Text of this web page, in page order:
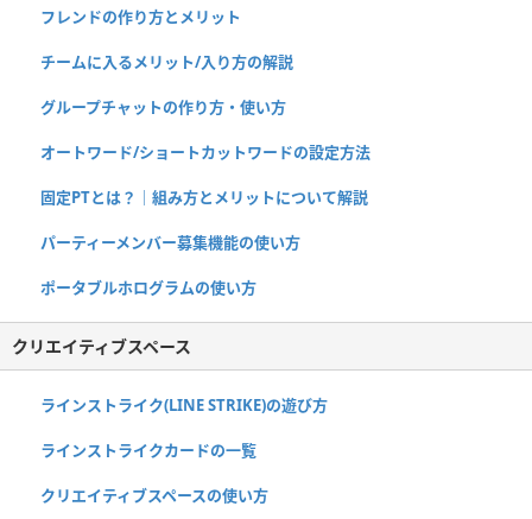
フレンドの作り方とメリット
チームに入るメリット/入り方の解説
グループチャットの作り方・使い方
オートワード/ショートカットワードの設定方法
固定PTとは？｜組み方とメリットについて解説
パーティーメンバー募集機能の使い方
ポータブルホログラムの使い方
クリエイティブスペース
ラインストライク(LINE STRIKE)の遊び方
ラインストライクカードの一覧
クリエイティブスペースの使い方